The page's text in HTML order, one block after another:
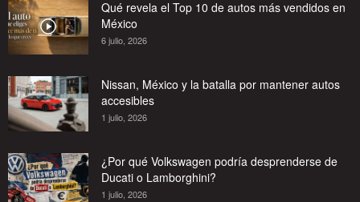
Qué revela el Top 10 de autos más vendidos en
México
6 julio, 2026
Nissan, México y la batalla por mantener autos
accesibles
1 julio, 2026
¿Por qué Volkswagen podría desprenderse de
Ducati o Lamborghini?
1 julio, 2026